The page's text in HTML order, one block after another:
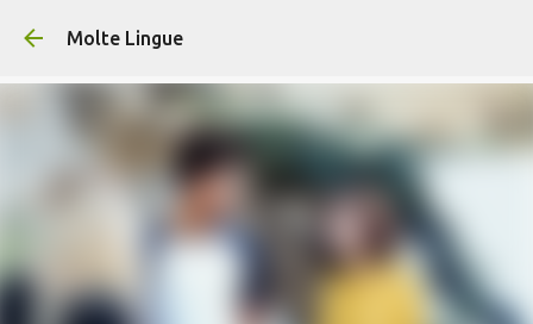
Molte Lingue